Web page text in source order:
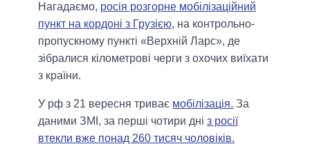
Нагадаємо, росія розгорне мобілізаційний
пункт на кордоні з Грузією, на контрольно-
пропускному пункті «Верхній Ларс», де
зібралися кілометрові черги з охочих виїхати
з країни.
У рф з 21 вересня триває мобілізація. За
даними ЗМІ, за перші чотири дні з росії
втекли вже понад 260 тисяч чоловіків.